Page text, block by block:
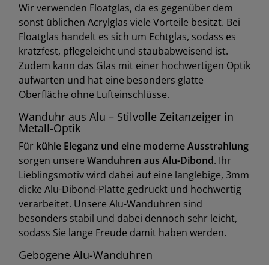
Wir verwenden Floatglas, da es gegenüber dem
sonst üblichen Acrylglas viele Vorteile besitzt. Bei
Floatglas handelt es sich um Echtglas, sodass es
kratzfest, pflegeleicht und staubabweisend ist.
Zudem kann das Glas mit einer hochwertigen Optik
aufwarten und hat eine besonders glatte
Oberfläche ohne Lufteinschlüsse.
Wanduhr aus Alu – Stilvolle Zeitanzeiger in
Metall-Optik
Für kühle Eleganz und eine moderne Ausstrahlung
sorgen unsere Wanduhren aus Alu-Dibond. Ihr
Lieblingsmotiv wird dabei auf eine langlebige, 3mm
dicke Alu-Dibond-Platte gedruckt und hochwertig
verarbeitet. Unsere Alu-Wanduhren sind
besonders stabil und dabei dennoch sehr leicht,
sodass Sie lange Freude damit haben werden.
Gebogene Alu-Wanduhren